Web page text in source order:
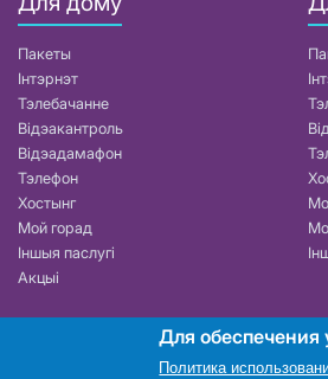
Пакеты
Інтэрнэт
Тэлебачанне
Відэакантроль
Відэадамафон
Тэлефон
Хостынг
Мой горад
Іншыя паслугі
Акцыі
РУП «Белтэлекам». УНП 101007741
Для обеспечения
Политика